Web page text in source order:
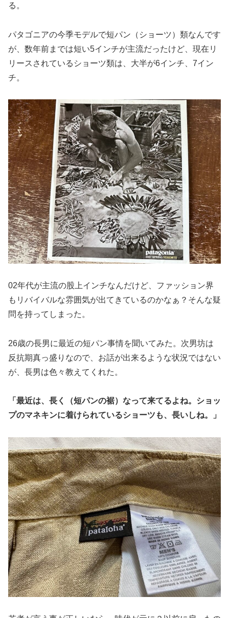
る。
パタゴニアの今季モデルで短パン（ショーツ）類なんです
が、数年前までは短い5インチが主流だったけど、現在リ
リースされているショーツ類は、大半が6インチ、7イン
チ。
02年代が主流の股上インチなんだけど、ファッション界
もリバイバルな雰囲気が出てきているのかなぁ？そんな疑
問を持ってしまった。
26歳の長男に最近の短パン事情を聞いてみた。次男坊は
反抗期真っ盛りなので、お話が出来るような状況ではない
が、長男は色々教えてくれた。
「最近は、長く（短パンの裾）なって来てるよね。ショッ
プのマネキンに着けられているショーツも、長いしね。」